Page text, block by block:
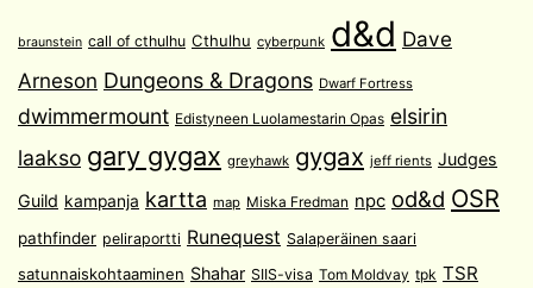
braunstein call of cthulhu Cthulhu cyberpunk d&d Dave
Arneson Dungeons & Dragons Dwarf Fortress
dwimmermount Edistyneen Luolamestarin Opas elsirin
laakso gary gygax greyhawk gygax jeff rients Judges
Guild kampanja kartta map Miska Fredman npc od&d OSR
pathfinder peliraportti Runequest Salaperäinen saari
satunnaiskohtaaminen Shahar SIIS-visa Tom Moldvay tpk TSR